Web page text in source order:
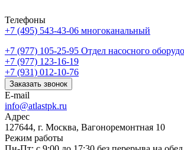
Телефоны
+7 (495) 543-43-06 многоканальный
+7 (977) 105-25-95 Отдел насосного
+7 (977) 123-16-19
+7 (931) 012-10-76
Заказать звонок
E-mail
info@atlastpk.ru
Адрес
127644, г. Москва, Вагоноремонтная 10
Режим работы